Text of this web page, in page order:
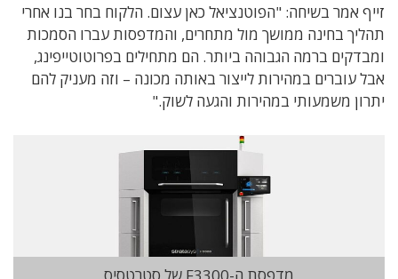
זייף אמר בשיחה: "הפוטנציאל כאן עצום. הלקוח בחר בנו אחרי
תהליך בחינה ממושך מול מתחרים, והמדפסות עברו הסמכות
ומבדקים ברמה הגבוהה ביותר. הם מתחילים בפרוטוטייפינג,
אבל עוברים במהירות לייצור באותה מכונה – וזה מעניק להם
יתרון משמעותי במהירות והגעה לשוק."
מדפסת ה-F3300 של סטרטסיס